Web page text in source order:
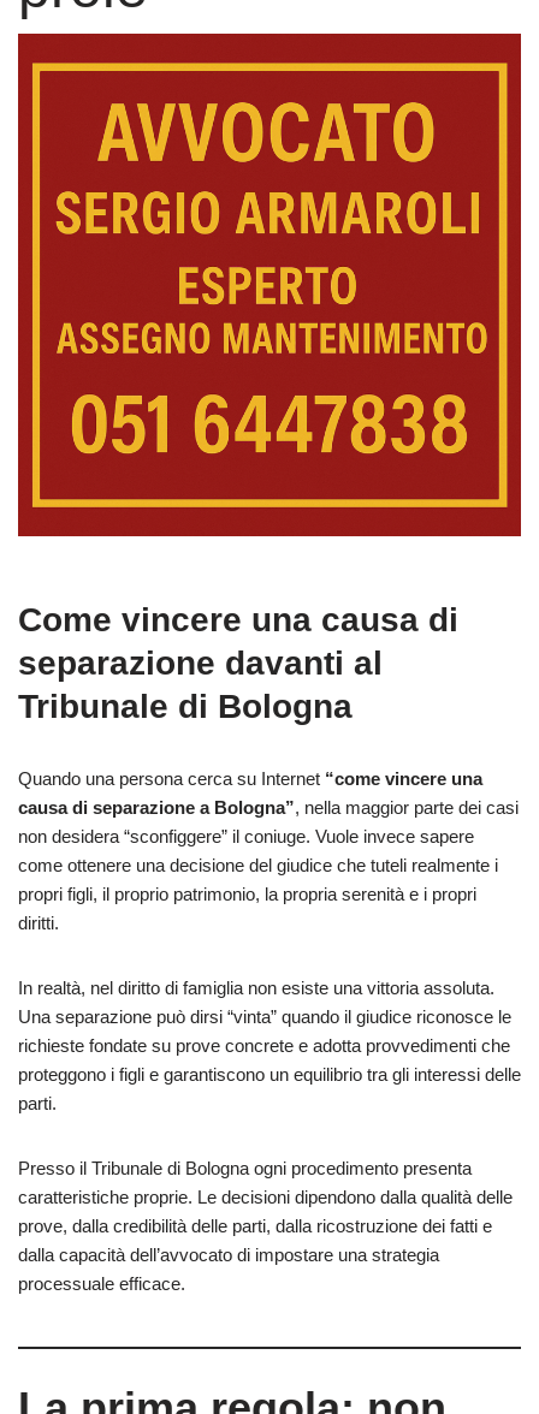
Come vincere una causa di
separazione davanti al
Tribunale di Bologna
Quando una persona cerca su Internet “come vincere una
causa di separazione a Bologna”, nella maggior parte dei casi
non desidera “sconfiggere” il coniuge. Vuole invece sapere
come ottenere una decisione del giudice che tuteli realmente i
propri figli, il proprio patrimonio, la propria serenità e i propri
diritti.
In realtà, nel diritto di famiglia non esiste una vittoria assoluta.
Una separazione può dirsi “vinta” quando il giudice riconosce le
richieste fondate su prove concrete e adotta provvedimenti che
proteggono i figli e garantiscono un equilibrio tra gli interessi delle
parti.
Presso il Tribunale di Bologna ogni procedimento presenta
caratteristiche proprie. Le decisioni dipendono dalla qualità delle
prove, dalla credibilità delle parti, dalla ricostruzione dei fatti e
dalla capacità dell’avvocato di impostare una strategia
processuale efficace.